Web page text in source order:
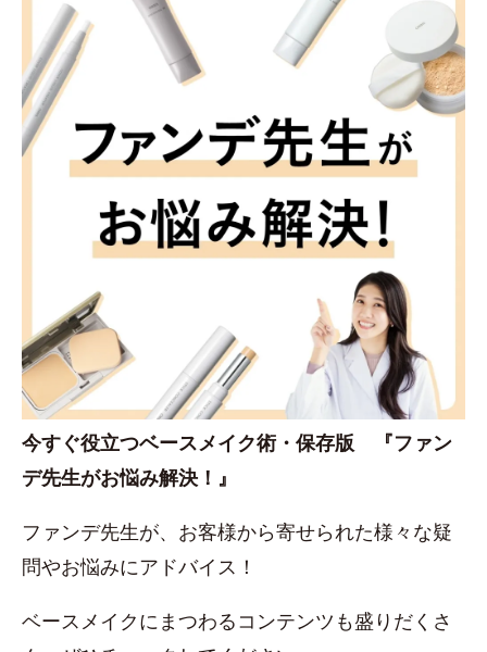
今すぐ役立つベースメイク術・保存版 『ファン
デ先生がお悩み解決！』
ファンデ先生が、お客様から寄せられた様々な疑
問やお悩みにアドバイス！
ベースメイクにまつわるコンテンツも盛りだくさ